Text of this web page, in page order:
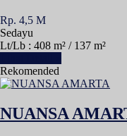
Rp. 4,5 M
Sedayu
Lt/Lb : 408 m² / 137 m²
Rekomended
NUANSA